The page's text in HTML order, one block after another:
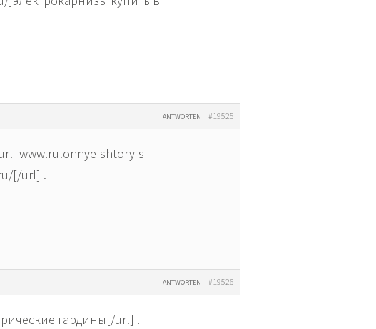
#19525
ANTWORTEN
shtory-s-
[/url] .
#19526
ANTWORTEN
гардины[/url] .